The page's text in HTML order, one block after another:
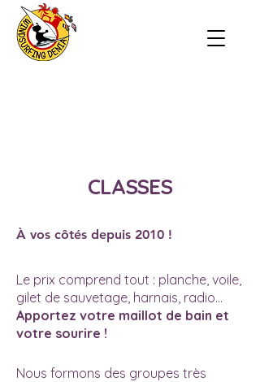
CLASSES
À vos côtés depuis 2010 !
Le prix comprend tout : planche, voile,
gilet de sauvetage, harnais, radio...
Apportez votre maillot de bain et
votre sourire !
Nous formons des groupes très